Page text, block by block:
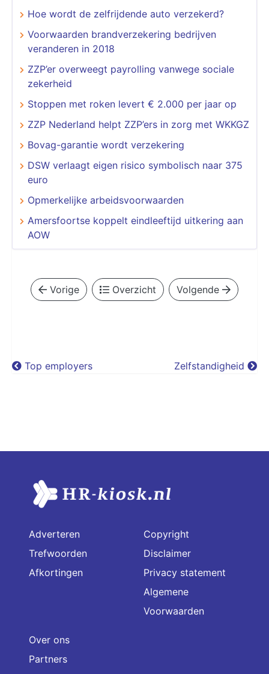
Hoe wordt de zelfrijdende auto verzekerd?
Voorwaarden brandverzekering bedrijven
veranderen in 2018
ZZP’er overweegt payrolling vanwege sociale
zekerheid
Stoppen met roken levert € 2.000 per jaar op
ZZP Nederland helpt ZZP’ers in zorg met WKKGZ
Bovag-garantie wordt verzekering
DSW verlaagt eigen risico symbolisch naar 375
euro
Opmerkelijke arbeidsvoorwaarden
Amersfoortse koppelt eindleeftijd uitkering aan
AOW
Vorige Overzicht Volgende
Top employers Zelfstandigheid
Adverteren
Trefwoorden
Afkortingen
Copyright
Disclaimer
Privacy statement
Algemene
Voorwaarden
Over ons
Partners